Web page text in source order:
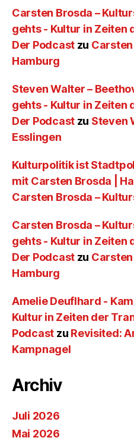
Carsten Brosda –
gehts - Kultur in Zeiten
Der Podcast zu
Hamburg
Steven Walter –
gehts - Kultur in Zeiten
Der Podcast zu Steven
Esslingen
Kulturpolitik ist
mit Carsten Brosda |
Carsten Brosda –
Carsten Brosda –
gehts - Kultur in Zeiten
Der Podcast zu
Hamburg
Amelie Deuflhard -
Kultur in Zeiten der
Podcast zu Revisited:
Kampnagel
Archiv
Juli 2026
Mai 2026